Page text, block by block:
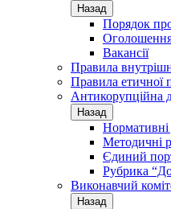
Назад
Порядок
Вакансії
Правила
Правила етичної
Антикорупційна
Назад
Методичні
Єдиний
Рубрика
Виконавчий
Назад